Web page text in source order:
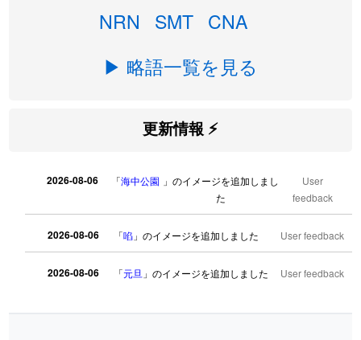
NRN
SMT CNA
▶ 略語一覧を見る
更新情報 ⚡
2026-08-06 「海中公園 」のイメージを追加しまし
た
User
feedback
2026-08-06 「啗 」のイメージを追加しました User feedback
2026-08-06 「元旦 」のイメージを追加しました User feedback